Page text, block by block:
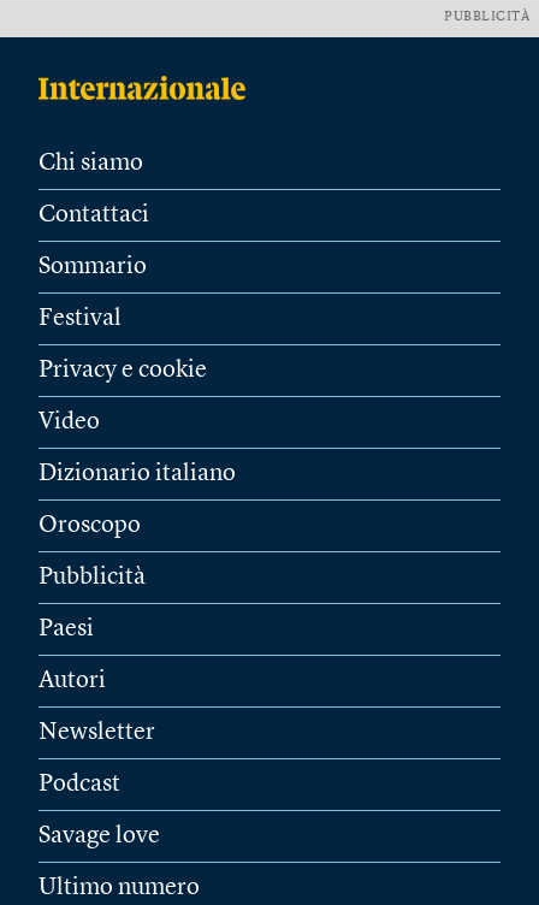
PUBBLICITÀ
Chi siamo
Contattaci
Sommario
Festival
Privacy e cookie
Video
Dizionario italiano
Oroscopo
Pubblicità
Paesi
Autori
Newsletter
Podcast
Savage love
Ultimo numero